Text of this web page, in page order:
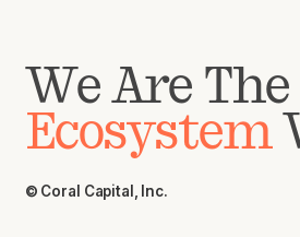
We Are The
Ecosystem
© Coral Capital, Inc.